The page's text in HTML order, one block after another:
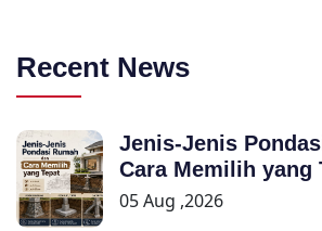
Recent News
Jenis-Jenis
Cara Memilih yang
05 Aug ,2026